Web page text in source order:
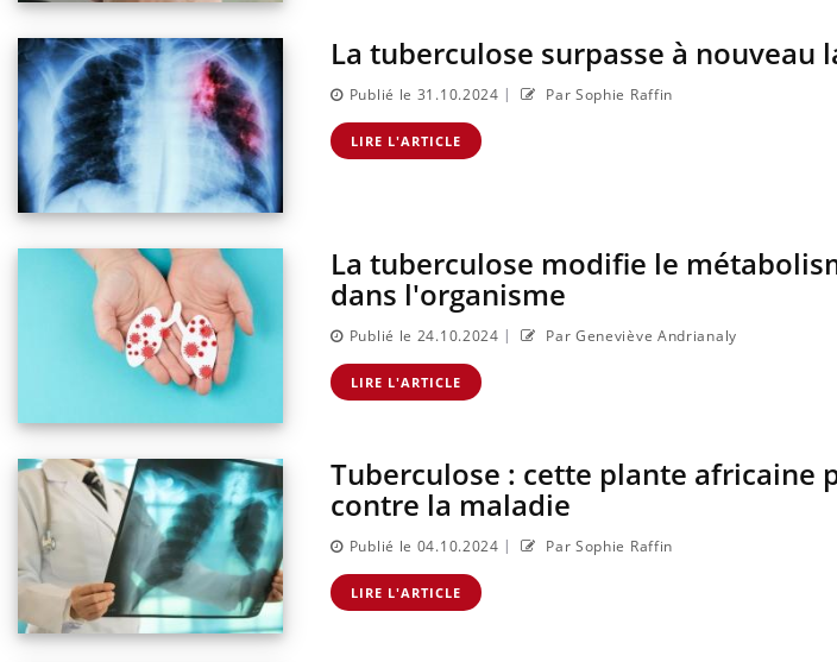
La tuberculose surpasse à nouveau
Publié le 31.10.2024 | Par Sophie Raffin
LIRE L'ARTICLE
La tuberculose modifie le
dans l'organisme
Publié le 24.10.2024 | Par Geneviève Andrianaly
LIRE L'ARTICLE
Tuberculose : cette plante africaine
contre la maladie
Publié le 04.10.2024 | Par Sophie Raffin
LIRE L'ARTICLE